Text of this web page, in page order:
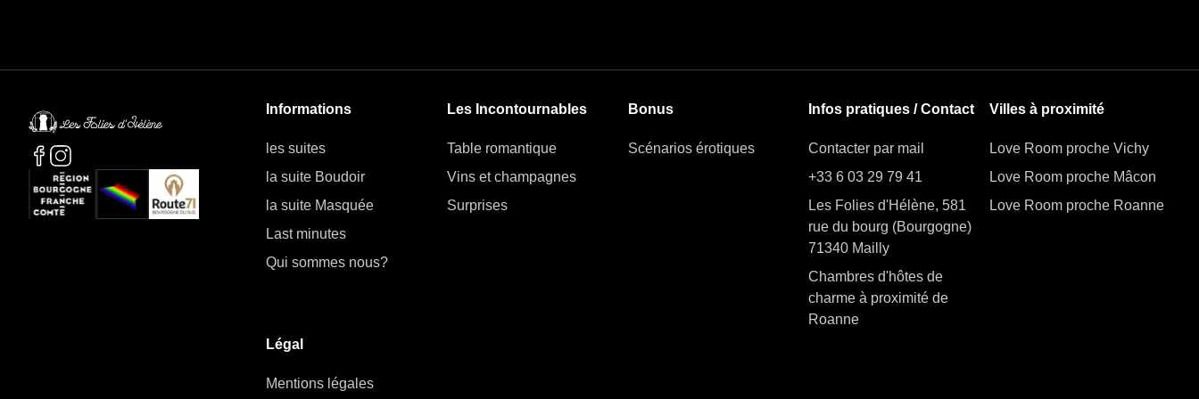
Informations
les suites
la suite Boudoir
la suite Masquée
Last minutes
Qui sommes nous?
Les Incontournables
Table romantique
Vins et champagnes
Surprises
Bonus
Scénarios érotiques
Infos pratiques / Contact
Contacter par mail
+33 6 03 29 79 41
Les Folies d'Hélène, 581
rue du bourg (Bourgogne)
71340 Mailly
Chambres d'hôtes de
charme à proximité de
Roanne
Villes à proximité
Love Room proche Vichy
Love Room proche Mâcon
Love Room proche Roanne
Légal
Mentions légales